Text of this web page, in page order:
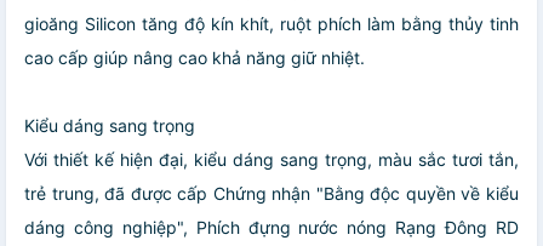
gioăng Silicon tăng độ kín khít, ruột phích làm bằng thủy tinh
cao cấp giúp nâng cao khả năng giữ nhiệt.
Kiểu dáng sang trọng
Với thiết kế hiện đại, kiểu dáng sang trọng, màu sắc tươi tắn,
trẻ trung, đã được cấp Chứng nhận "Bằng độc quyền về kiểu
dáng công nghiệp", Phích đựng nước nóng Rạng Đông RD